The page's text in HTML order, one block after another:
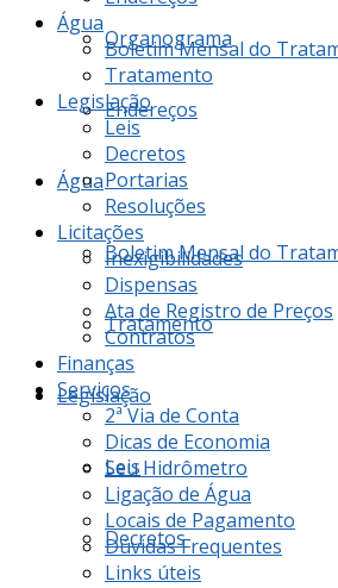
Organograma
Endereços
Água
Boletim Mensal do
Tratamento
Legislação
Leis
Decretos
Água
Boletim Mensal do
Tratamento
Legislação
Leis
Decretos
Portarias
Resoluções
Licitações
Inexigibilidades
Dispensas
Ata de Registro de Preços
Contratos
Finanças
Serviços
2ª Via de Conta
Dicas de Economia
Seu Hidrômetro
Ligação de Água
Locais de Pagamento
Dúvidas Frequentes
Links úteis